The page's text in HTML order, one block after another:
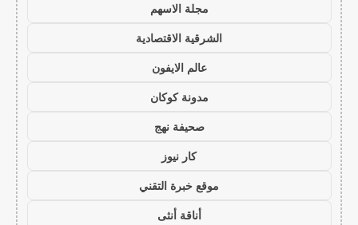
مجلة الاسهم
الشرقية الاقتصادية
عالم الايفون
مدونة كوكان
صحيفة نهج
كار نيوز
موقع خبرة التقني
أناقة أنثى